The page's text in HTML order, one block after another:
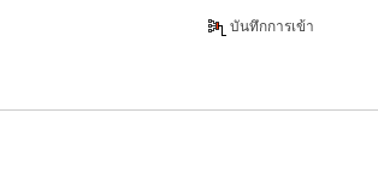
บันทึกการเข้า